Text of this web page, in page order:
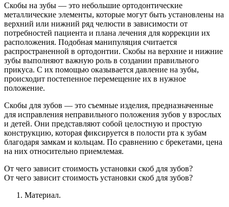
Скобы на зубы — это небольшие ортодонтические
металлические элементы, которые могут быть установлены на
верхний или нижний ряд челюсти в зависимости от
потребностей пациента и плана лечения для коррекции их
расположения. Подобная манипуляция считается
распространенной в ортодонтии. Скобы на верхние и нижние
зубы выполняют важную роль в создании правильного
прикуса. С их помощью оказывается давление на зубы,
происходит постепенное перемещение их в нужное
положение.
Скобы для зубов — это съемные изделия, предназначенные
для исправления неправильного положения зубов у взрослых
и детей. Они представляют собой целостную и простую
конструкцию, которая фиксируется в полости рта к зубам
благодаря замкам и кольцам. По сравнению с брекетами, цена
на них относительно приемлемая.
От чего зависит стоимость установки скоб для зубов?
От чего зависит стоимость установки скоб для зубов?
Материал.